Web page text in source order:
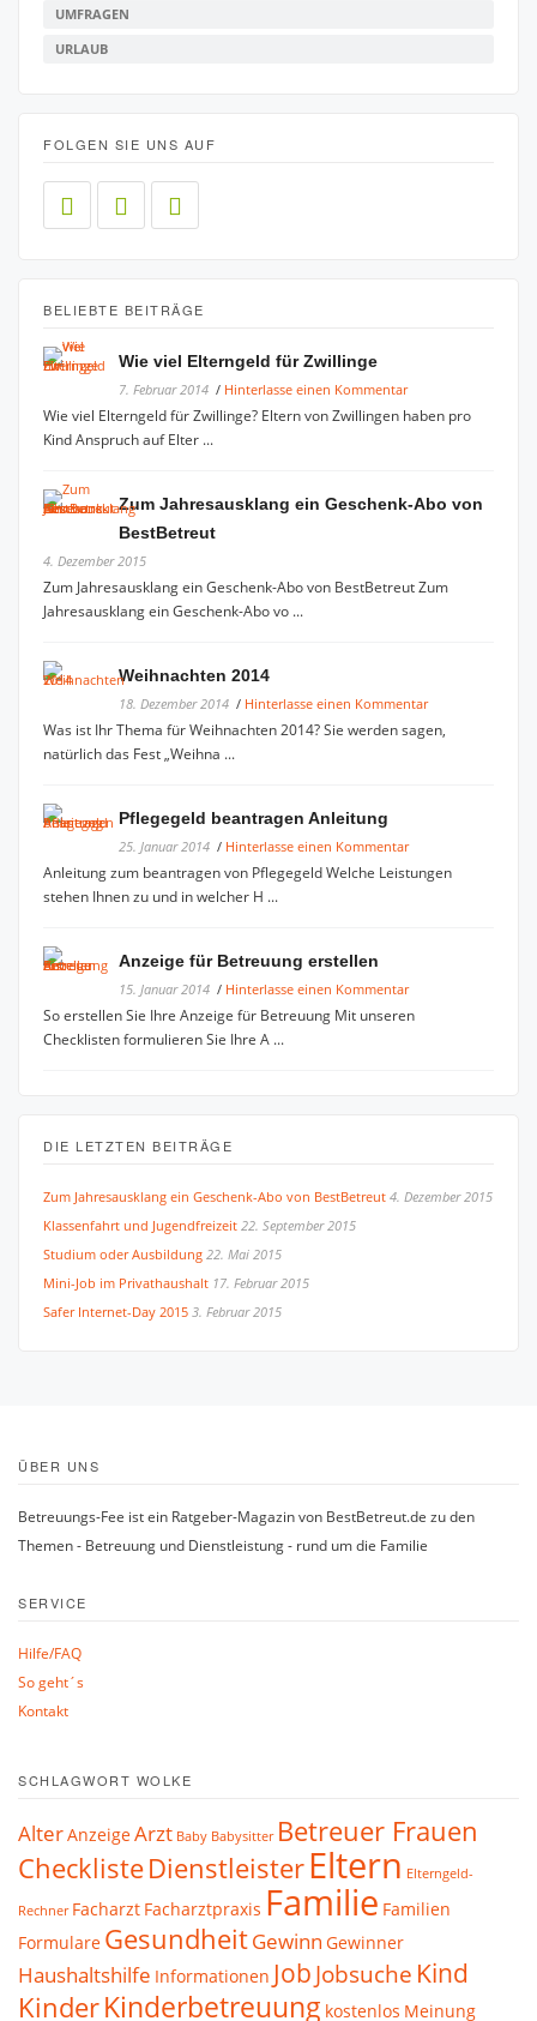
UMFRAGEN
URLAUB
FOLGEN SIE UNS AUF
BELIEBTE BEITRÄGE
Wie viel Elterngeld für Zwillinge
7. Februar 2014 / Hinterlasse einen Kommentar
Wie viel Elterngeld für Zwillinge? Eltern von Zwillingen haben pro
Kind Anspruch auf Elter ...
Zum Jahresausklang ein Geschenk-Abo von
BestBetreut
4. Dezember 2015
Zum Jahresausklang ein Geschenk-Abo von BestBetreut Zum
Jahresausklang ein Geschenk-Abo vo ...
Weihnachten 2014
18. Dezember 2014 / Hinterlasse einen Kommentar
Was ist Ihr Thema für Weihnachten 2014? Sie werden sagen,
natürlich das Fest „Weihna ...
Pflegegeld beantragen Anleitung
25. Januar 2014 / Hinterlasse einen Kommentar
Anleitung zum beantragen von Pflegegeld Welche Leistungen
stehen Ihnen zu und in welcher H ...
Anzeige für Betreuung erstellen
15. Januar 2014 / Hinterlasse einen Kommentar
So erstellen Sie Ihre Anzeige für Betreuung Mit unseren
Checklisten formulieren Sie Ihre A ...
DIE LETZTEN BEITRÄGE
Zum Jahresausklang ein Geschenk-Abo von BestBetreut 4. Dezember 2015
Klassenfahrt und Jugendfreizeit 22. September 2015
Studium oder Ausbildung 22. Mai 2015
Mini-Job im Privathaushalt 17. Februar 2015
Safer Internet-Day 2015 3. Februar 2015
ÜBER UNS
Betreuungs-Fee ist ein Ratgeber-Magazin von BestBetreut.de zu den
Themen - Betreuung und Dienstleistung - rund um die Familie
SERVICE
Hilfe/FAQ
So geht´s
Kontakt
SCHLAGWORT WOLKE
AlterAnzeigeArzt Baby Babysitter Betreuer Frauen
ChecklisteDienstleisterEltern Elterngeld-
Rechner Facharzt Facharztpraxis Familie Familien
Formulare GesundheitGewinn Gewinner
Haushaltshilfe Informationen JobJobsuche Kind
KinderKinderbetreuung kostenlos Meinung